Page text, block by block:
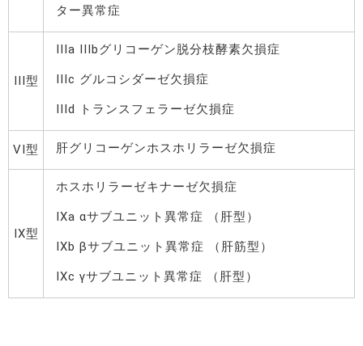
ター異常症
III型
IIIa IIIbグリコーゲン脱分枝酵素欠損症
IIIc グルコシダーゼ欠損症
IIId トランスフェラーゼ欠損症
VI型 肝グリコーゲンホスホリラーゼ欠損症
IX型
ホスホリラーゼキナーゼ欠損症
IXa αサブユニット異常症 （肝型）
IXb βサブユニット異常症 （肝筋型）
IXc γサブユニット異常症 （肝型）